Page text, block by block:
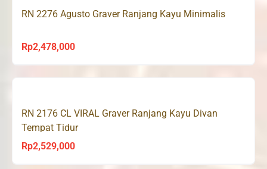
Rp1,685,000
RN 2276 Agusto Graver Ranjang Kayu Minimalis
Rp2,478,000
RN 2176 CL VIRAL Graver Ranjang Kayu Divan
Tempat Tidur
Rp2,529,000